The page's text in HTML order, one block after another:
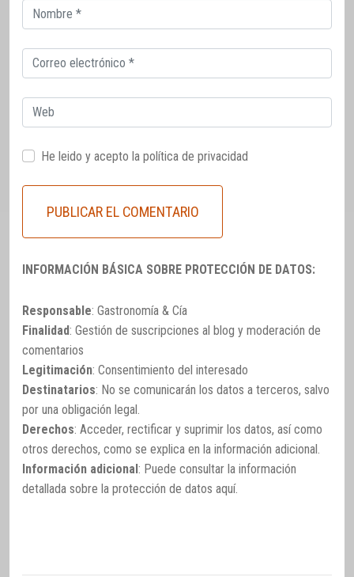
Correo
electrónico
Correo
electrónico
Web
He leido y acepto la política de privacidad
INFORMACIÓN BÁSICA SOBRE PROTECCIÓN DE DATOS:
Responsable: Gastronomía & Cía
Finalidad: Gestión de suscripciones al blog y moderación de
comentarios
Legitimación: Consentimiento del interesado
Destinatarios: No se comunicarán los datos a terceros, salvo
por una obligación legal.
Derechos: Acceder, rectificar y suprimir los datos, así como
otros derechos, como se explica en la información adicional.
Información adicional: Puede consultar la información
detallada sobre la protección de datos aquí.